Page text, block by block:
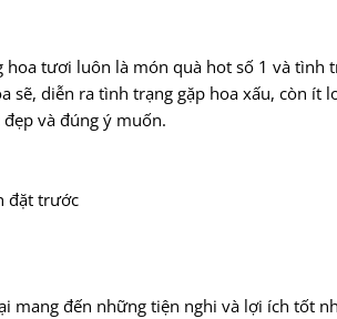
tươi luôn là món quà hot số 1 và tình
diễn ra tình trạng gặp hoa xấu, còn ít
và đúng ý muốn.
đặt trước
mang đến những tiện nghi và lợi ích tốt